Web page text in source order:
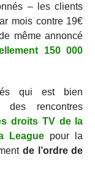
– les clients
mois contre 19€
même annoncé
150 000
qui est bien
rencontres
droits TV de la
Leaguepour la
de l’ordre de